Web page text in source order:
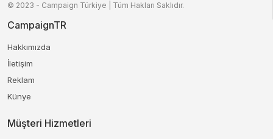
© 2023 - Campaign Türkiye | Tüm Hakları Saklıdır.
CampaignTR
Hakkımızda
İletişim
Reklam
Künye
Müşteri Hizmetleri